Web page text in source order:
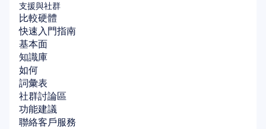
支援與社群
比較硬體
快速入門指南
基本面
知識庫
如何
詞彙表
社群討論區
功能建議
聯絡客戶服務